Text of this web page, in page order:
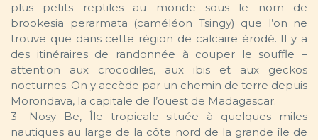
plus petits reptiles au monde sous le nom de
brookesia perarmata (caméléon Tsingy) que l’on ne
trouve que dans cette région de calcaire érodé. Il y a
des itinéraires de randonnée à couper le souffle –
attention aux crocodiles, aux ibis et aux geckos
nocturnes. On y accède par un chemin de terre depuis
Morondava, la capitale de l’ouest de Madagascar.
3- Nosy Be, Île tropicale située à quelques miles
nautiques au large de la côte nord de la grande île de